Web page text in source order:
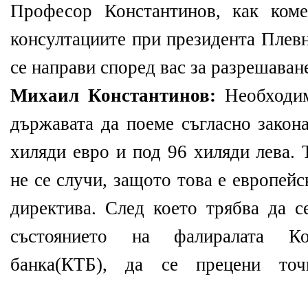
Професор Константинов, как
консултациите при президента
се направи според вас за
Михаил Константинов:
държавата да поеме съгласно
хиляди евро и под 96 хиляди лева.
не се случи, защото това е
директива. След което трябва да
състоянието на фалиралата
банка(КТБ), да се прецени